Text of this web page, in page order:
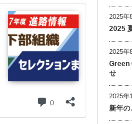
2025年
2025
2025年
Green
せ
2025年
新年の